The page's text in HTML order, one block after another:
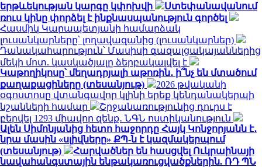
երթևեկության կարգը կփոխվի
Ստեփանավանում
ռուս կինը փորձել է ինքնասպանություն գործել
Հասմիկ Կարապետյանի համարձակ
լուսանկարները՝ լողավազանից (լուսանկարներ)
Դանակահարություն՝ Մասիսի գազալցակայաններից
մեկի մոտ. կասկածյալը ձերբակալվել է
Կաթողիկոսը՝ մեղադրյալի աթոռին․ ի՞նչ են մտածում
քաղաքացիները (տեսանյութ)
2026 թվականի
օգոստոսը վտանգավոր կլինի երեք կենդանակերպի
նշանների համար
Շրջանառությունից դուրս է
բերվել 1293 միավոր զենք․ ՆԳՆ ոստիկանություն
Ալեն Սիմոնյանից հետո հաջորդը Հայկ Կոնջորյանն է․
նրա մասին «սլիվները» ՔՊ-ն է կազմակերպում
(տեսանյութ)
Հարվածներ են հասցվել Ուկրաինայի
նավահանգստային ենթակառուցվածքներին. ՌԴ ՊՆ